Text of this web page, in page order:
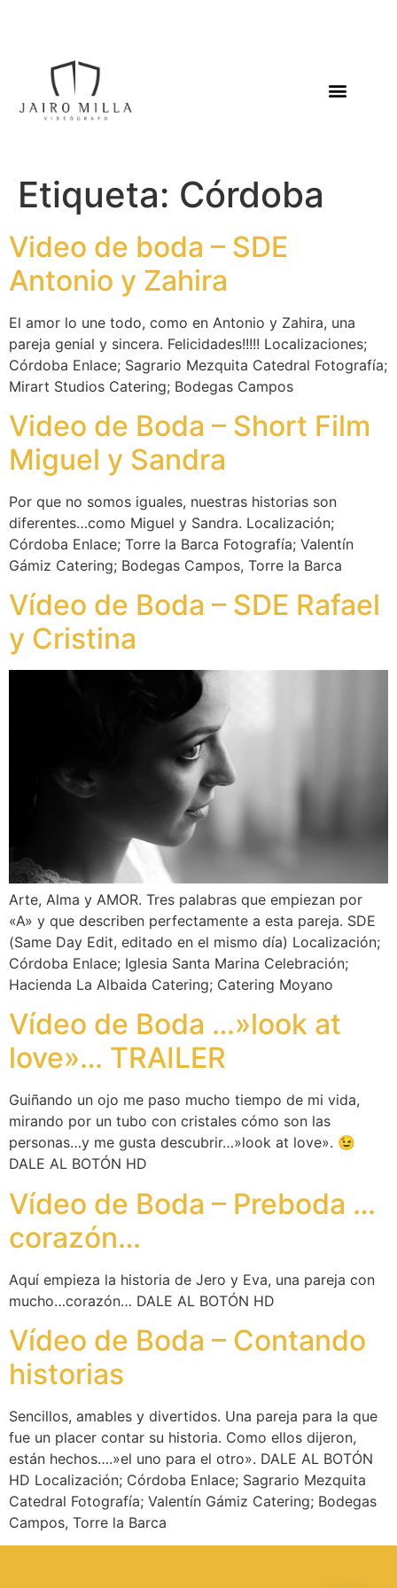
Etiqueta: Córdoba
Video de boda – SDE
Antonio y Zahira
El amor lo une todo, como en Antonio y Zahira, una
pareja genial y sincera. Felicidades!!!!! Localizaciones;
Córdoba Enlace; Sagrario Mezquita Catedral Fotografía;
Mirart Studios Catering; Bodegas Campos
Video de Boda – Short Film
Miguel y Sandra
Por que no somos iguales, nuestras historias son
diferentes…como Miguel y Sandra. Localización;
Córdoba Enlace; Torre la Barca Fotografía; Valentín
Gámiz Catering; Bodegas Campos, Torre la Barca
Vídeo de Boda – SDE Rafael
y Cristina
Arte, Alma y AMOR. Tres palabras que empiezan por
«A» y que describen perfectamente a esta pareja. SDE
(Same Day Edit, editado en el mismo día) Localización;
Córdoba Enlace; Iglesia Santa Marina Celebración;
Hacienda La Albaida Catering; Catering Moyano
Vídeo de Boda …»look at
love»… TRAILER
Guiñando un ojo me paso mucho tiempo de mi vida,
mirando por un tubo con cristales cómo son las
personas…y me gusta descubrir…»look at love». 😉
DALE AL BOTÓN HD
Vídeo de Boda – Preboda …
corazón…
Aquí empieza la historia de Jero y Eva, una pareja con
mucho…corazón… DALE AL BOTÓN HD
Vídeo de Boda – Contando
historias
Sencillos, amables y divertidos. Una pareja para la que
fue un placer contar su historia. Como ellos dijeron,
están hechos….»el uno para el otro». DALE AL BOTÓN
HD Localización; Córdoba Enlace; Sagrario Mezquita
Catedral Fotografía; Valentín Gámiz Catering; Bodegas
Campos, Torre la Barca